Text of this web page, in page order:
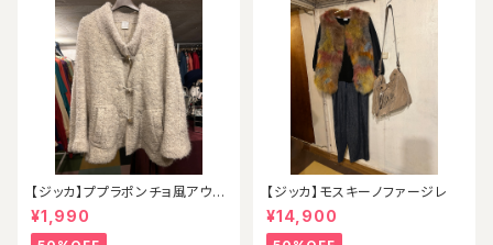
【ジッカ】ププラポンチョ風アウタ
ー
¥1,990
【ジッカ】モスキーノファージレ
¥14,900